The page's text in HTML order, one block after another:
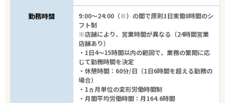
勤務時間
9:00～24:00（※）の間で原則1日実働8時間のシ
フト制
※店舗により、営業時間が異なる（24時間営業
店舗あり）
・1日4～15時間以内の範囲で、業務の繁閑に応
じて勤務時間を決定
・休憩時間：60分/日（1日6時間を超える勤務の
場合）
・1ヵ月単位の変形労働時間制
・月間平均労働時間：月164.6時間